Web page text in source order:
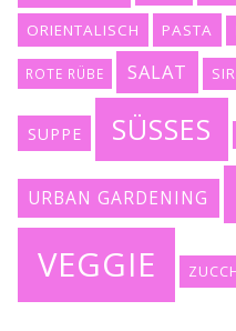
ORIENTALISCH PASTA
ROTE RÜBE SALAT
SUPPE SÜSSES
URBAN GARDENING
VEGGIE